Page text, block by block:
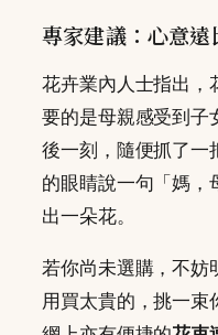
專家建議：心意
花卉業內人士指出，
要的是母親感受到子
後一刻，隨便抓了一
的眼睛說一句「媽，
出一朵花。
若你尚未選購，不妨
用買太貴的，挑一束